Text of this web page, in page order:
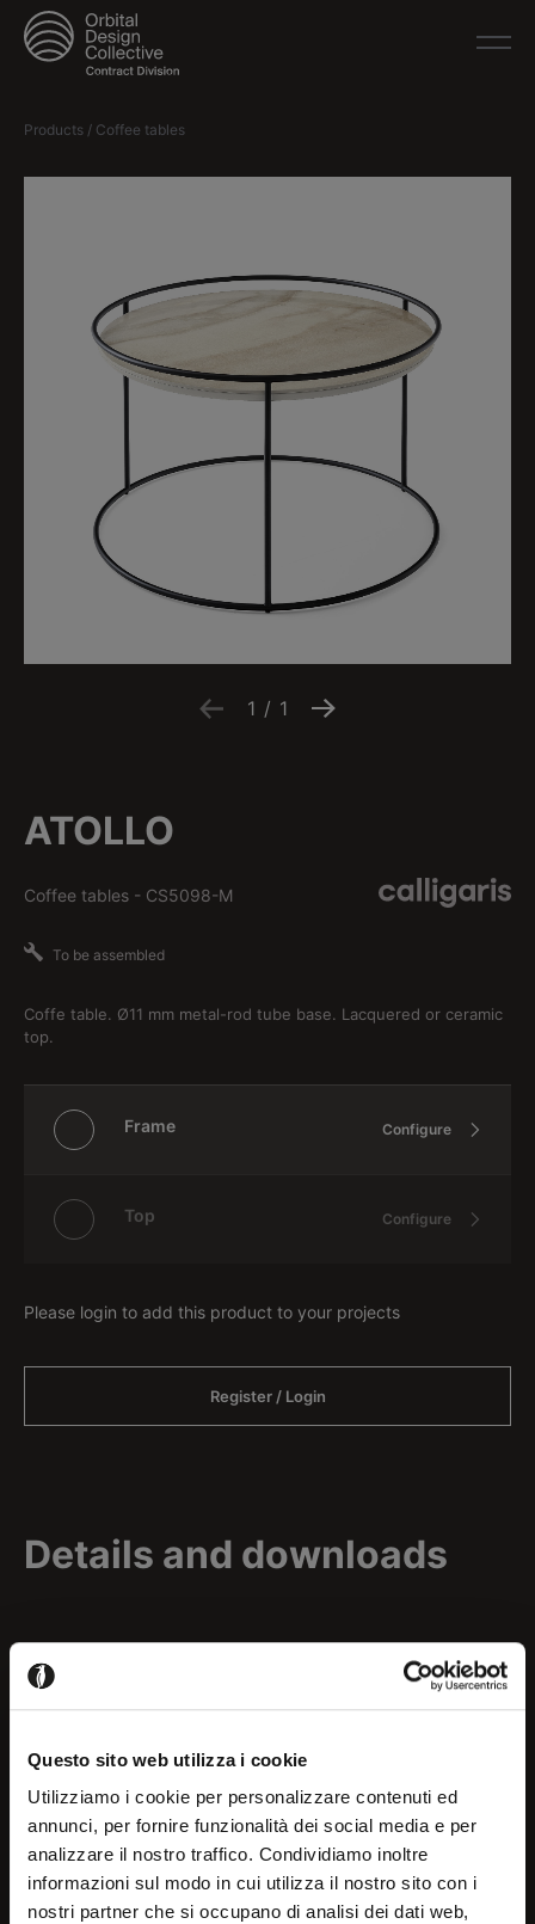
Questo sito web utilizza i cookie
Utilizziamo i cookie per personalizzare contenuti ed
annunci, per fornire funzionalità dei social media e per
analizzare il nostro traffico. Condividiamo inoltre
informazioni sul modo in cui utilizza il nostro sito con i
nostri partner che si occupano di analisi dei dati web,
Welcome!
Products / Coffee tables
1 / 1
ATOLLO
Coffee tables - CS5098-M
To be assembled
Coffe table. Ø11 mm metal-rod tube base. Lacquered or ceramic
top.
Frame Configure
Top Configure
Please login to add this product to your projects
Register / Login
Details and downloads
Product measurements
Downloads